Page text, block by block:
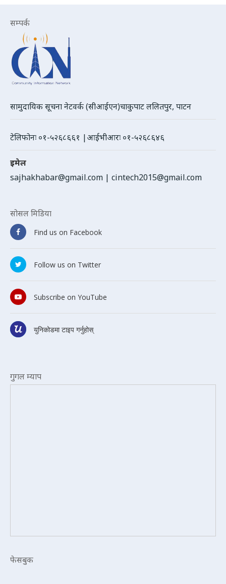
सम्पर्क
सामुदायिक सूचना नेटवर्क (सीआईएन)चाकुपाट ललितपुर, पाटन
टेलिफोनः ०१-५२६८६६१ |आईभीआरः ०१-५२६८६४६
इमेल
sajhakhabar@gmail.com | cintech2015@gmail.com
सोसल मिडिया
Find us on Facebook
Follow us on Twitter
Subscribe on YouTube
युनिकोडमा टाइप गर्नुहोस्
गुगल म्याप
फेसबुक